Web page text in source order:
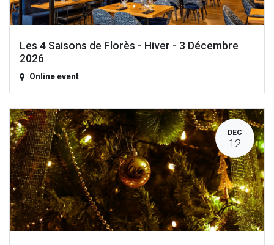
Les 4 Saisons de Florès - Hiver - 3 Décembre
2026
Online event
DEC
12